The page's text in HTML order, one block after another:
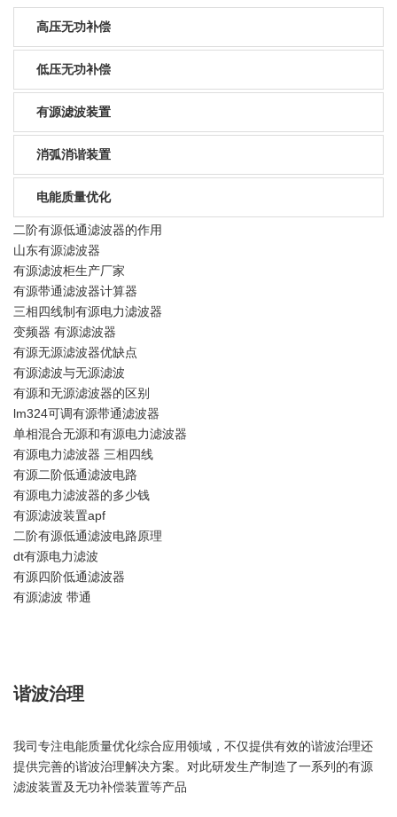
高压无功补偿
低压无功补偿
有源滤波装置
消弧消谐装置
电能质量优化
二阶有源低通滤波器的作用
山东有源滤波器
有源滤波柜生产厂家
有源带通滤波器计算器
三相四线制有源电力滤波器
变频器 有源滤波器
有源无源滤波器优缺点
有源滤波与无源滤波
有源和无源滤波器的区别
lm324可调有源带通滤波器
单相混合无源和有源电力滤波器
有源电力滤波器 三相四线
有源二阶低通滤波电路
有源电力滤波器的多少钱
有源滤波装置apf
二阶有源低通滤波电路原理
dt有源电力滤波
有源四阶低通滤波器
有源滤波 带通
谐波治理
我司专注电能质量优化综合应用领域，不仅提供有效的谐波治理还
提供完善的谐波治理解决方案。对此研发生产制造了一系列的有源
滤波装置及无功补偿装置等产品